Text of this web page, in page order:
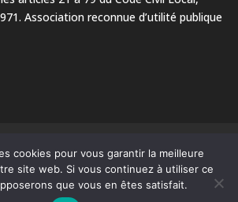
Association reconnue d’utilité publique
cookies pour vous garantir la meilleure
site web. Si vous continuez à utiliser ce
que vous en êtes satisfait.